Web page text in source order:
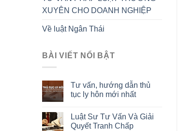
XUYÊN CHO DOANH NGHIỆP
Về luật Ngân Thái
BÀI VIẾT NỔI BẬT
Tư vấn, hướng dẫn thủ
tục ly hôn mới nhất
Luật Sư Tư Vấn Và Giải
Quyết Tranh Chấp